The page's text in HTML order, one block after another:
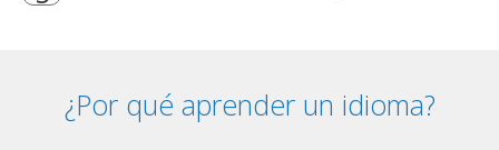
¿Por qué aprender un idioma?